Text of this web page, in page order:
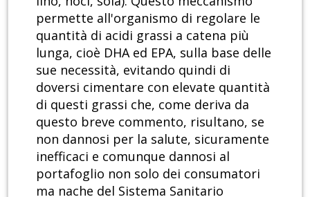
permette all'organismo di regolare le
quantità di acidi grassi a catena più
lunga, cioè DHA ed EPA, sulla base delle
sue necessità, evitando quindi di
doversi cimentare con elevate quantità
di questi grassi che, come deriva da
questo breve commento, risultano, se
non dannosi per la salute, sicuramente
inefficaci e comunque dannosi al
portafoglio non solo dei consumatori
ma nache del Sistema Sanitario